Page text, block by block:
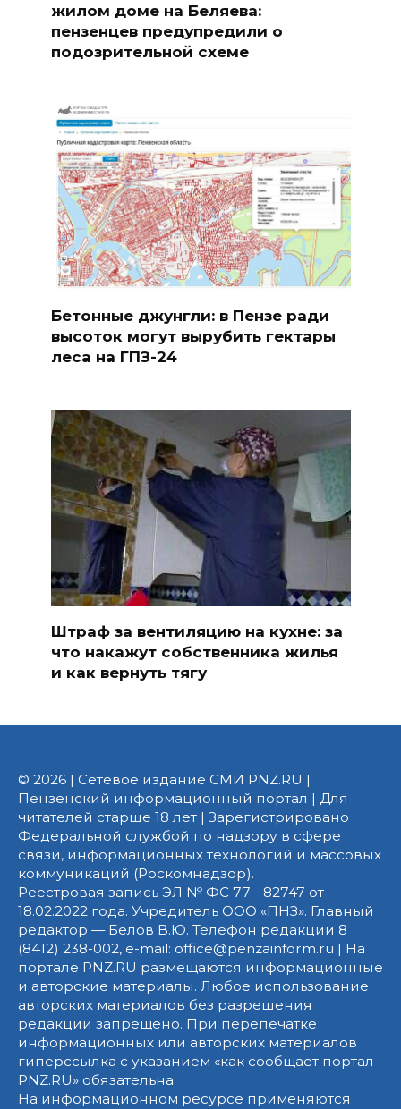
жилом доме на Беляева:
пензенцев предупредили о
подозрительной схеме
Бетонные джунгли: в Пензе ради
высоток могут вырубить гектары
леса на ГПЗ-24
Штраф за вентиляцию на кухне: за
что накажут собственника жилья
и как вернуть тягу
© 2026 | Сетевое издание СМИ PNZ.RU |
Пензенский информационный портал | Для
читателей старше 18 лет | Зарегистрировано
Федеральной службой по надзору в сфере
связи, информационных технологий и массовых
коммуникаций (Роскомнадзор).
Реестровая запись ЭЛ № ФС 77 - 82747 от
18.02.2022 года. Учредитель ООО «ПНЗ». Главный
редактор — Белов В.Ю. Телефон редакции 8
(8412) 238-002, e-mail: office@penzainform.ru | На
портале PNZ.RU размещаются информационные
и авторские материалы. Любое использование
авторских материалов без разрешения
редакции запрещено. При перепечатке
информационных или авторских материалов
гиперссылка с указанием «как сообщает портал
PNZ.RU» обязательна.
На информационном ресурсе применяются